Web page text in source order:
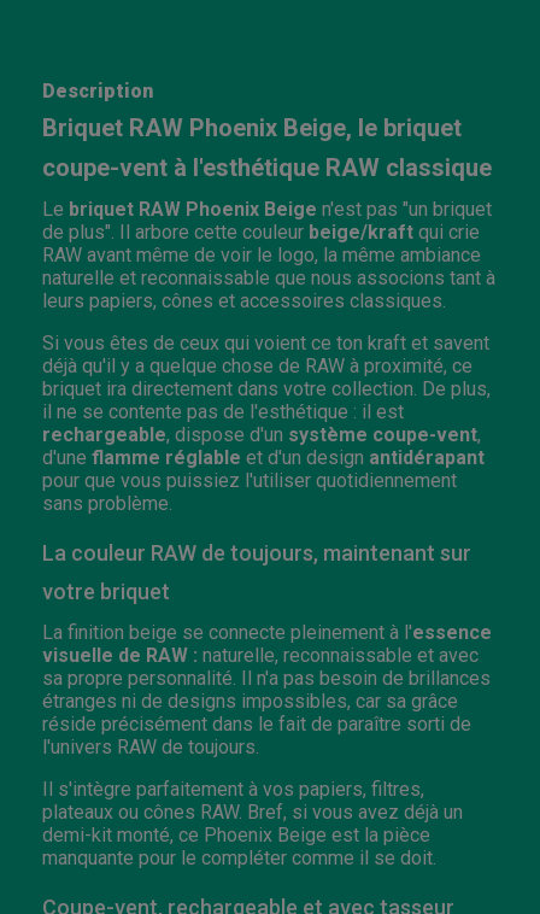
Description
Briquet RAW Phoenix Beige, le briquet
coupe-vent à l'esthétique RAW classique
Le briquet RAW Phoenix Beige n'est pas "un briquet
de plus". Il arbore cette couleur beige/kraft qui crie
RAW avant même de voir le logo, la même ambiance
naturelle et reconnaissable que nous associons tant à
leurs papiers, cônes et accessoires classiques.
Si vous êtes de ceux qui voient ce ton kraft et savent
déjà qu'il y a quelque chose de RAW à proximité, ce
briquet ira directement dans votre collection. De plus,
il ne se contente pas de l'esthétique : il est
rechargeable, dispose d'un système coupe-vent,
d'une flamme réglable et d'un design antidérapant
pour que vous puissiez l'utiliser quotidiennement
sans problème.
La couleur RAW de toujours, maintenant sur
votre briquet
La finition beige se connecte pleinement à l'essence
visuelle de RAW : naturelle, reconnaissable et avec
sa propre personnalité. Il n'a pas besoin de brillances
étranges ni de designs impossibles, car sa grâce
réside précisément dans le fait de paraître sorti de
l'univers RAW de toujours.
Il s'intègre parfaitement à vos papiers, filtres,
plateaux ou cônes RAW. Bref, si vous avez déjà un
demi-kit monté, ce Phoenix Beige est la pièce
manquante pour le compléter comme il se doit.
Coupe-vent, rechargeable et avec tasseur